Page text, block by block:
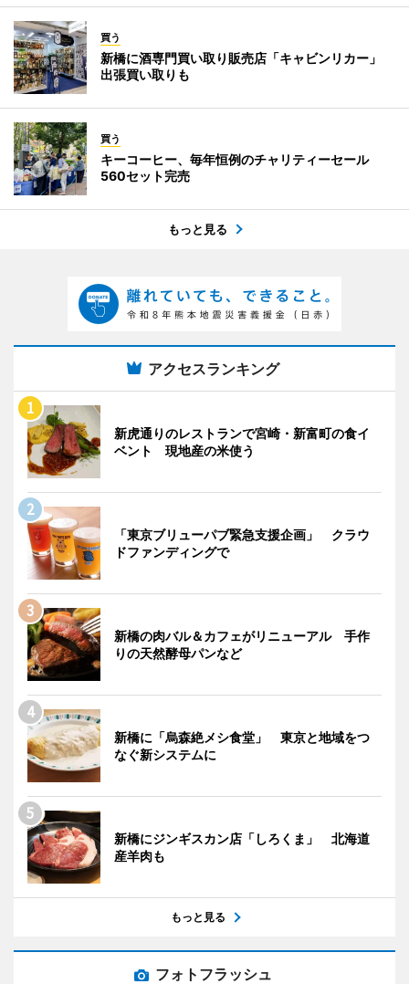
買う
新橋に酒専門買い取り販売店「キャビンリカー」
出張買い取りも
買う
キーコーヒー、毎年恒例のチャリティーセール
560セット完売
もっと見る
アクセスランキング
新虎通りのレストランで宮崎・新富町の食イ
ベント 現地産の米使う
「東京ブリューパブ緊急支援企画」 クラウ
ドファンディングで
新橋の肉バル＆カフェがリニューアル 手作
りの天然酵母パンなど
新橋に「烏森絶メシ食堂」 東京と地域をつ
なぐ新システムに
新橋にジンギスカン店「しろくま」 北海道
産羊肉も
もっと見る
フォトフラッシュ